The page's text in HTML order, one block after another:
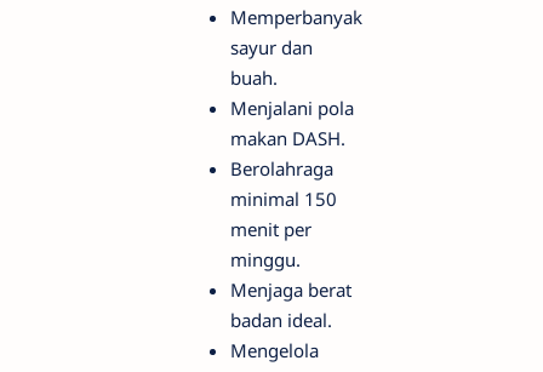
Memperbanyak
sayur dan
buah.
Menjalani pola
makan DASH.
Berolahraga
minimal 150
menit per
minggu.
Menjaga berat
badan ideal.
Mengelola